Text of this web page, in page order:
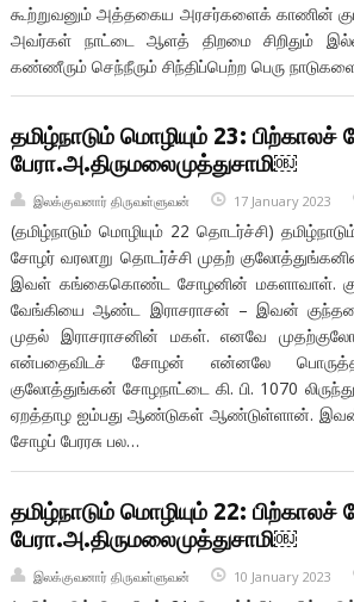
கூற்றுவனும் அத்தகைய அரசர்களைக் காணின்
அவர்கள் நாட்டை ஆளத் திறமை சிறிதும்
கண்ணீரும் செந்நீரும் சிந்திப்பெற்ற பெரு
தமிழ்நாடும் மொழியும் 23:
பேரா.அ.திருமலைமுத்துசாமி￼
இலக்குவனார் திருவள்ளுவன் 17 January 2023
(தமிழ்நாடும் மொழியும் 22 தொடர்ச்சி)
சோழர் வரலாறு தொடர்ச்சி முதற்
இவள் கங்கைகொண்ட சோழனின் மகளாவாள்.
வேங்கியை ஆண்ட இராசராசன் – இவன்
முதல் இராசராசனின் மகள். எனவே
என்பதைவிடச் சோழன் என்னலே
குலோத்துங்கன் சோழநாட்டை கி. பி. 1070
ஏறத்தாழ ஐம்பது ஆண்டுகள் ஆண்டுள்ளான். இவன்
சோழப் பேரரசு பல…
தமிழ்நாடும் மொழியும் 22:
பேரா.அ.திருமலைமுத்துசாமி￼
இலக்குவனார் திருவள்ளுவன் 10 January 2023